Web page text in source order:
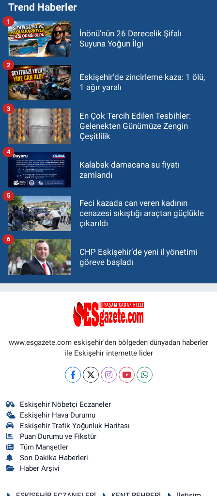
Trend Haberler
İnönü’nün 26 Derecelik Şifalı
Suyuna Yoğun İlgi
1
Eskişehir’de zincirleme kaza: 1 ölü,
1 ağır yaralı
2
En Çok Tercih Edilen Tesbihler:
Gelenekten Günümüze Zengin
Çeşitlilik
3
Kalabak damacana su fiyatı
zamlandı
4
Feci kazada can veren kadının
cenazesi sıkıştığı araçtan güçlükle
çıkarıldı
5
CHP Eskişehir’de yeni il yönetimi
göreve başladı
6
www.esgazete.com eskişehir'den bölgeden dünyadan haberler
ile Eskişehir internette lider
Eskişehir Nöbetçi Eczaneler
Eskişehir Hava Durumu
Eskişehir Trafik Yoğunluk Haritası
Puan Durumu ve Fikstür
Tüm Manşetler
Son Dakika Haberleri
Haber Arşivi